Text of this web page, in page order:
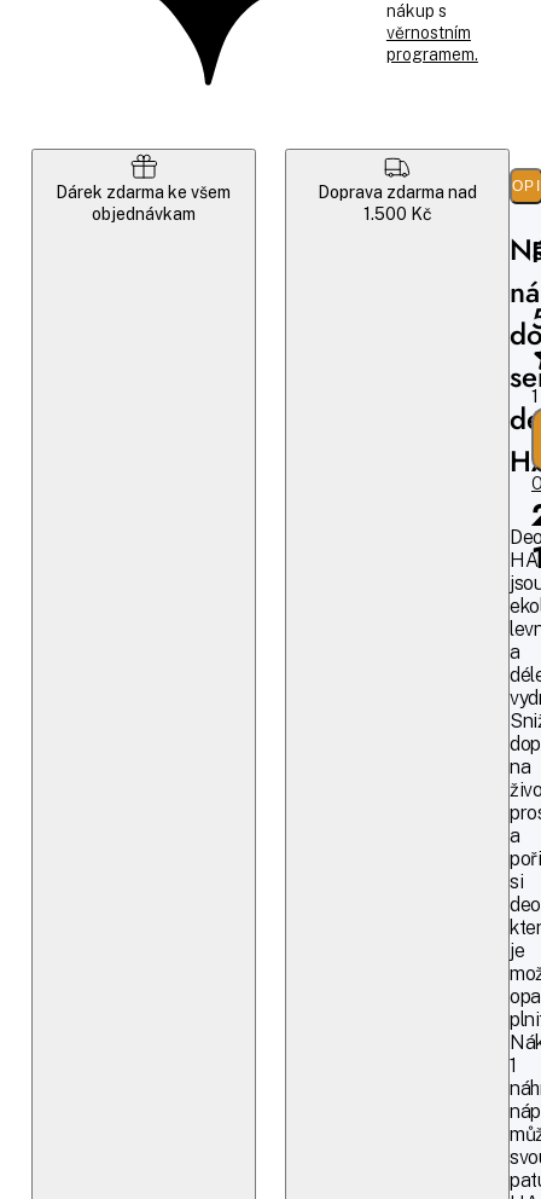
nákup s
věrnostním
programem.
Dárek zdarma ke všem
objednávkam
Doprava zdarma nad
1.500 Kč
a
na
a
si
je
1